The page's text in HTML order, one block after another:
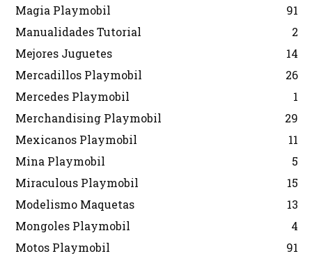
Magia Playmobil
91
Manualidades Tutorial
2
Mejores Juguetes
14
Mercadillos Playmobil
26
Mercedes Playmobil
1
Merchandising Playmobil
29
Mexicanos Playmobil
11
Mina Playmobil
5
Miraculous Playmobil
15
Modelismo Maquetas
13
Mongoles Playmobil
4
Motos Playmobil
91